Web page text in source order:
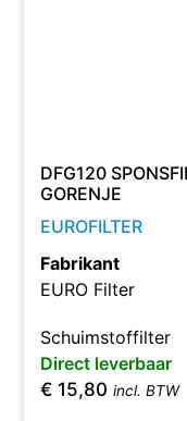
DFG120
GORENJE
EUROFILTER
Fabrikant
EURO Filter
Schuimstoffilter
Direct leverbaar
€ 15,80 incl. BTW